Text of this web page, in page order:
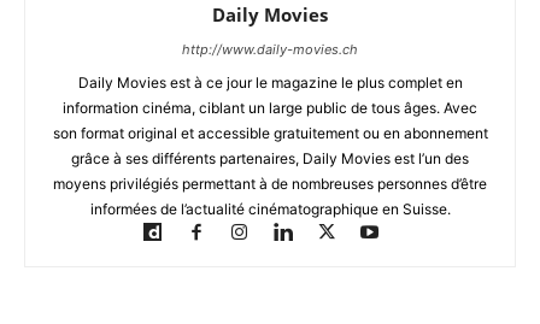
Daily Movies
http://www.daily-movies.ch
Daily Movies est à ce jour le magazine le plus complet en
information cinéma, ciblant un large public de tous âges. Avec
son format original et accessible gratuitement ou en abonnement
grâce à ses différents partenaires, Daily Movies est l’un des
moyens privilégiés permettant à de nombreuses personnes d’être
informées de l’actualité cinématographique en Suisse.